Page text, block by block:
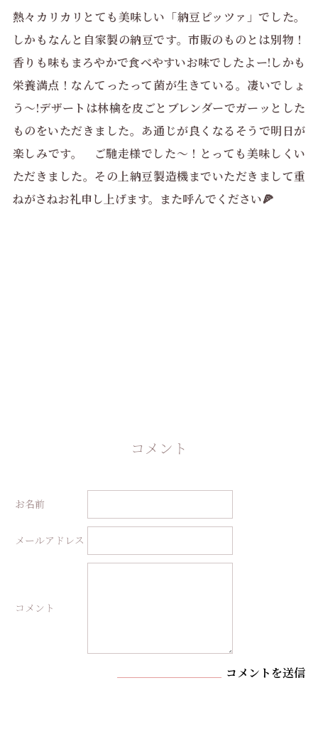
熱々カリカリとても美味しい「納豆ピッツァ」でした。
しかもなんと自家製の納豆です。市販のものとは別物！
香りも味もまろやかで食べやすいお味でしたよー!しかも
栄養満点！なんてったって菌が生きている。凄いでしょ
う〜!デザートは林檎を皮ごとブレンダーでガーッとした
ものをいただきました。あ通じが良くなるそうで明日が
楽しみです。 ご馳走様でした〜！とっても美味しくい
ただきました。その上納豆製造機までいただきまして重
ねがさねお礼申し上げます。また呼んでください🍕
コメント
お名前
メールアドレス
コメント
コメントを送信